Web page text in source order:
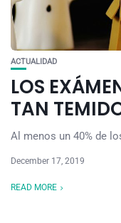
ACTUALIDAD
LOS
TAN
Al menos un 40% de
December 17, 2019
READ MORE